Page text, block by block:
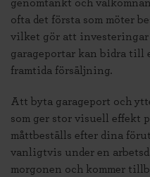
genomtänkt och
ofta det första som möter
vilket gör att investeringar
garageportar kan bidra till
framtida försäljning.
Att byta garageport och
som ger stor visuell effekt
måttbeställs efter dina
vanligtvis under en
morgonen och kommer